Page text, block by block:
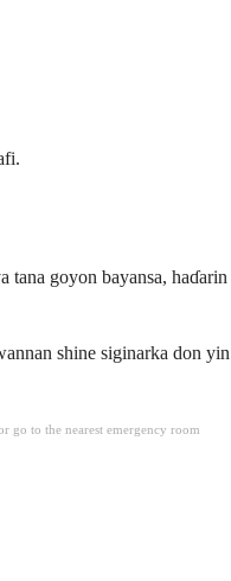
goyon bayansa, haɗarin
shine siginarka don yin
go to the nearest emergency room